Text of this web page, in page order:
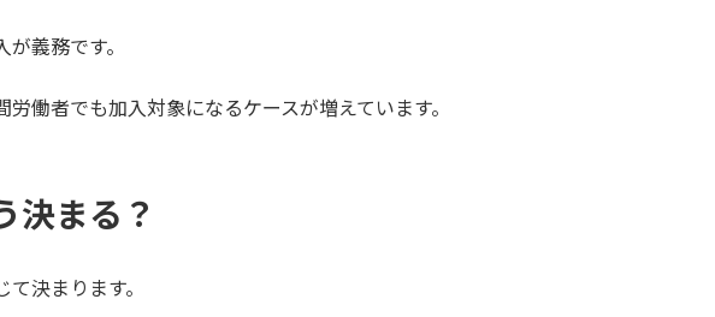
義務です。
働者でも加入対象になるケースが増えています。
決まる？
決まります。